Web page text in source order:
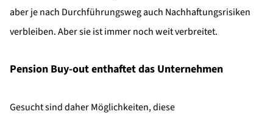
aber je nach Durchführungsweg auch Nachhaftungsrisiken
verbleiben. Aber sie ist immer noch weit verbreitet.
Pension Buy-out enthaftet das Unternehmen
Gesucht sind daher Möglichkeiten, diese